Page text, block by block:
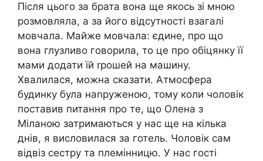
Після цього за брата вона ще якось зі мною
розмовляла, а за його відсутності взагалі
мовчала. Майже мовчала: єдине, про що
вона глузливо говорила, то це про обіцянку її
мами додати їй rрошей на машину.
Хвалилася, можна сказати. Атмосфера
будинку була наnруженою, тому коли чоловік
поставив питання про те, що Олена з
Міланою затримаються у нас ще на кілька
днів, я висловилася за готель. Чоловік сам
відвіз сестру та племінницю. У нас гості